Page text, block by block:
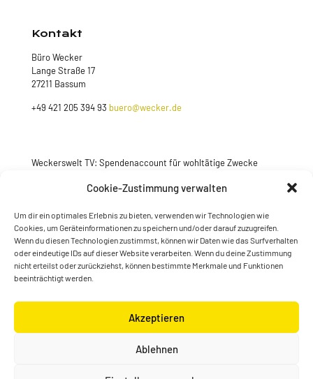
Cookie-Zustimmung verwalten
Um dir ein optimales Erlebnis zu bieten, verwenden wir Technologien wie
Cookies, um Geräteinformationen zu speichern und/oder darauf zuzugreifen.
Wenn du diesen Technologien zustimmst, können wir Daten wie das Surfverhalten
oder eindeutige IDs auf dieser Website verarbeiten. Wenn du deine Zustimmung
nicht erteilst oder zurückziehst, können bestimmte Merkmale und Funktionen
beeinträchtigt werden.
Akzeptieren
Ablehnen
Kontakt
Büro Wecker
Lange Straße 17
27211 Bassum
+49 421 205 394 93 buero@wecker.de
Weckerswelt TV: Spendenaccount für wohltätige Zwecke
Jetzt spenden
© Konstantin Wecker | gestaltet von